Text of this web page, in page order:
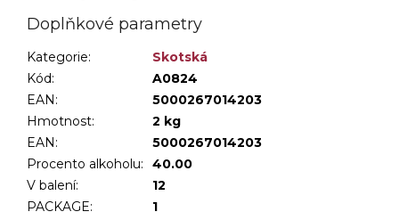
Doplňkové parametry
Kategorie:
Skotská
Kód:
A0824
EAN:
5000267014203
Hmotnost:
2 kg
EAN:
5000267014203
Procento alkoholu:
40.00
V balení:
12
PACKAGE:
1